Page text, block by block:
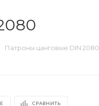
Патроны цанговые DIN 2080
СРАВНИТЬ